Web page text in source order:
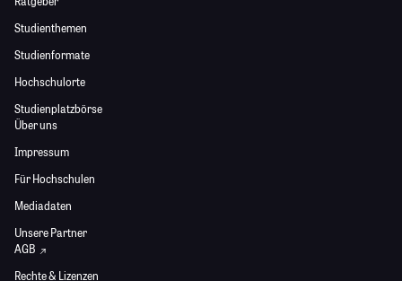
Studienthemen
Studienformate
Hochschulorte
Studienplatzbörse
Über uns
Impressum
Für Hochschulen
Mediadaten
Unsere Partner
AGB
Rechte & Lizenzen